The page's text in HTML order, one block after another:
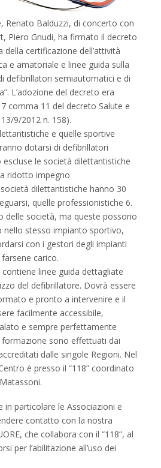
Renato Balduzzi, di concerto con
Piero Gnudi, ha firmato il decreto
della certificazione dell’attività
e amatoriale e linee guida sulla
defibrillatori semiautomatici e di
L’adozione del decreto era
comma 11 del decreto Salute e
9/2012 n. 158).
e quelle sportive
dotarsi di defibrillatori
le società dilettantistiche
ridotto impegno
dilettantistiche hanno 30
quelle professionistiche 6.
delle società, ma queste possono
nello stesso impianto sportivo,
con i gestori degli impianti
carico.
linee guida dettagliate
del defibrillatore. Dovrà essere
e pronto a intervenire e il
facilmente accessibile,
e sempre perfettamente
sono effettuati dai
dalle singole Regioni. Nel
è presso il “118” coordinato
in particolare le Associazioni e
contatto con la nostra
che collabora con il “118”, al
per l’abilitazione all’uso dei